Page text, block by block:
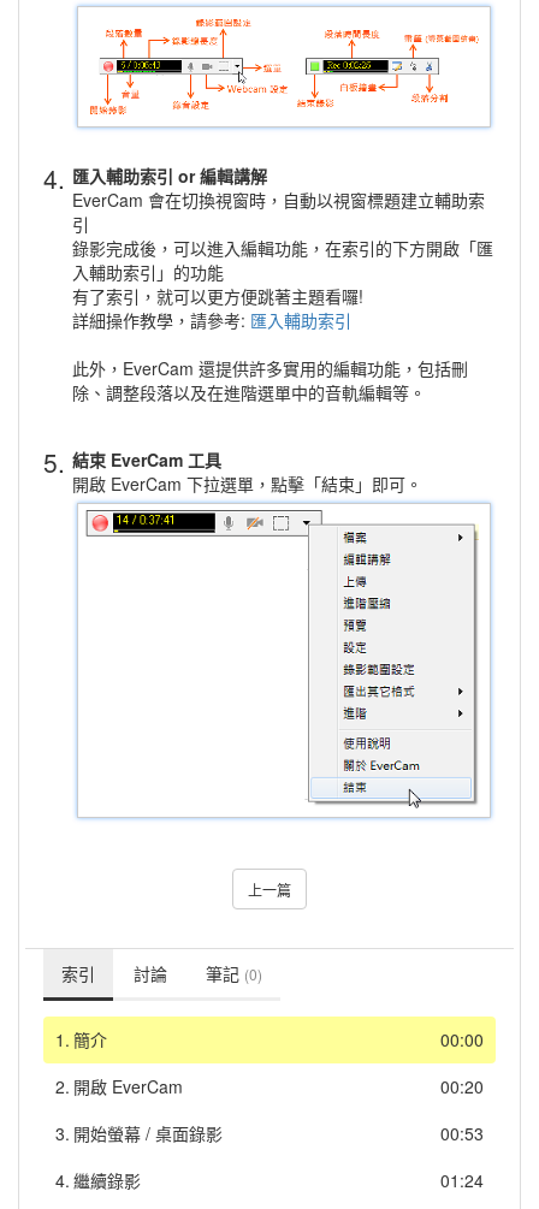
4. 匯入輔助索引 or 編輯講解
EverCam 會在切換視窗時，自動以視窗標題建立輔助索
引
錄影完成後，可以進入編輯功能，在索引的下方開啟「匯
入輔助索引」的功能
有了索引，就可以更方便跳著主題看囉!
詳細操作教學，請參考: 匯入輔助索引
此外，EverCam 還提供許多實用的編輯功能，包括刪
除、調整段落以及在進階選單中的音軌編輯等。
5. 結束 EverCam 工具
開啟 EverCam 下拉選單，點擊「結束」即可。
上一篇
索引 討論 筆記 (0)
00:00
1. 簡介
00:20
2. 開啟 EverCam
00:53
3. 開始螢幕 / 桌面錄影
01:24
4. 繼續錄影